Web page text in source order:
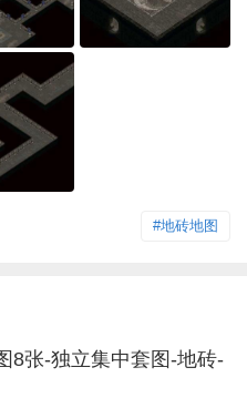
#地砖地图
8张-独立集中套图-地砖-